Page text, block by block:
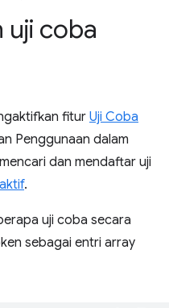
uji coba
fitur Uji Coba
Penggunaan dalam
dan mendaftar uji
.
uji coba secara
sebagai entri array